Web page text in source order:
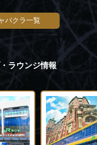
バクラ一覧
ラウンジ情報